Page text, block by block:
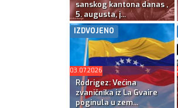
sanskog kantona danas ,
5. augusta, j...
IZDVOJENO
03.07.2026
Rodrigez: Većina
zvaničnika iz La Gvaire
poginula u zem...